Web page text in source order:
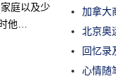
庭以及少
他…
加拿大
北京奥
回忆录
心情随